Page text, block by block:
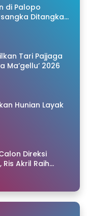
di Palopo
Ditangkap
Tari Pajjaga
Ma’gellu’ 2026
Hunian Layak
Direksi
Akril Raih